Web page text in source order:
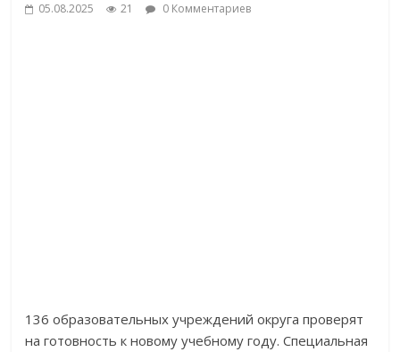
05.08.2025 21 0 Комментариев
136 образовательных учреждений округа проверят
на готовность к новому учебному году. Специальная